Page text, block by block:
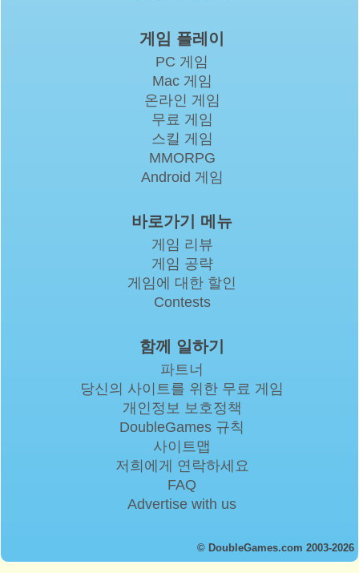
게임 플레이
PC 게임
Mac 게임
온라인 게임
무료 게임
스킬 게임
MMORPG
Android 게임
바로가기 메뉴
게임 리뷰
게임 공략
게임에 대한 할인
Contests
함께 일하기
파트너
당신의 사이트를 위한 무료 게임
개인정보 보호정책
DoubleGames 규칙
사이트맵
저희에게 연락하세요
FAQ
Advertise with us
© DoubleGames.com 2003-2026